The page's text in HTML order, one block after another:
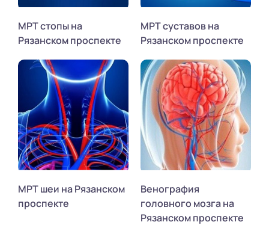
МРТ стопы на
Рязанском проспекте
МРТ суставов на
Рязанском проспекте
МРТ шеи на Рязанском
проспекте
Венография
головного мозга на
Рязанском проспекте